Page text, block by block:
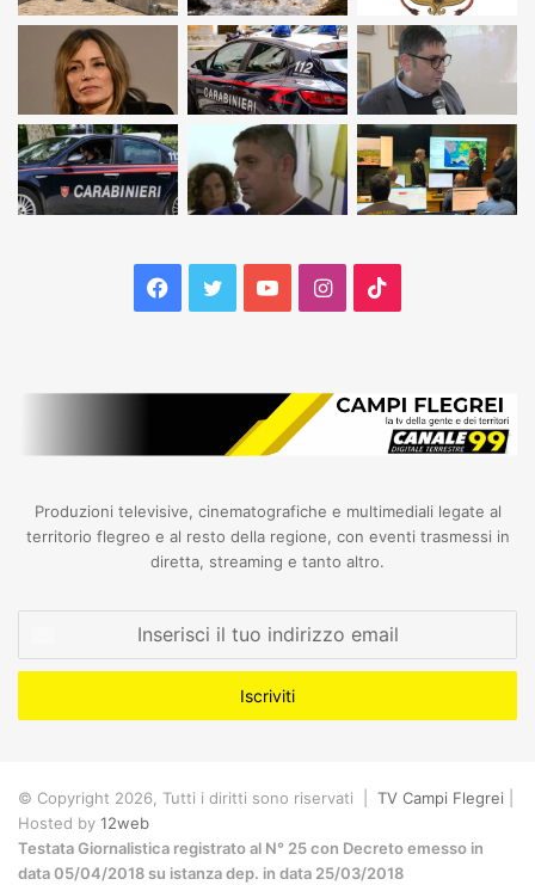
Facebook
TwitterYouTubeInstagram
Produzioni televisive, cinematografiche e multimediali legate al
territorio flegreo e al resto della regione, con eventi trasmessi in
diretta, streaming e tanto altro.
tuo
email
© Copyright 2026, Tutti i diritti sono riservati | TV Campi Flegrei
Hosted by 12web
Testata Giornalistica registrato al N° 25 con Decreto emesso in
data 05/04/2018 su istanza dep. in data 25/03/2018